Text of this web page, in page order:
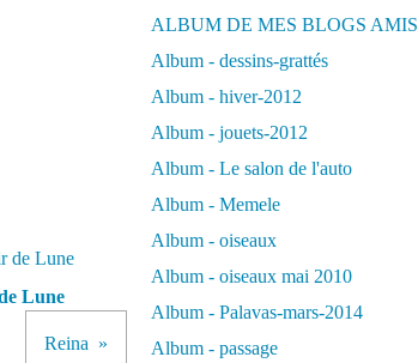
Lune
Reina
ALBUM DE MES BLOGS AMIS
Album - dessins-grattés
Album - hiver-2012
Album - jouets-2012
Album - Le salon de l'auto
Album - Memele
Album - oiseaux
Album - oiseaux mai 2010
Album - Palavas-mars-2014
Album - passage